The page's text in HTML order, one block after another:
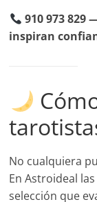
910 973 829
inspiran
No cualquiera
En Astroideal
selección que